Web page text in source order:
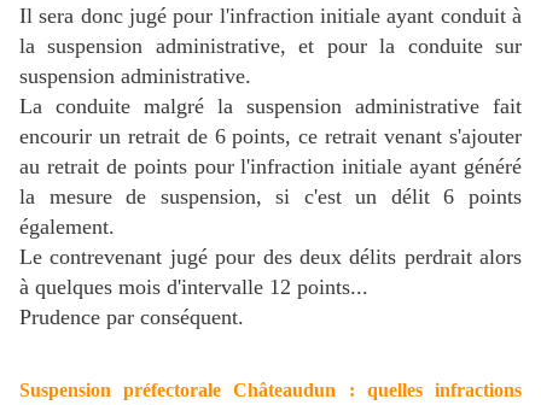
Il sera donc jugé pour l'infraction initiale ayant conduit à
la suspension administrative, et pour la conduite sur
suspension administrative.
La conduite malgré la suspension administrative fait
encourir un retrait de 6 points, ce retrait venant s'ajouter
au retrait de points pour l'infraction initiale ayant généré
la mesure de suspension, si c'est un délit 6 points
également.
Le contrevenant jugé pour des deux délits perdrait alors
à quelques mois d'intervalle 12 points...
Prudence par conséquent.
Suspension préfectorale Châteaudun : quelles infractions